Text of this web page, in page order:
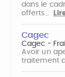
dans le
offerts…
Cagec
Cagec -
Avoir un
traitement